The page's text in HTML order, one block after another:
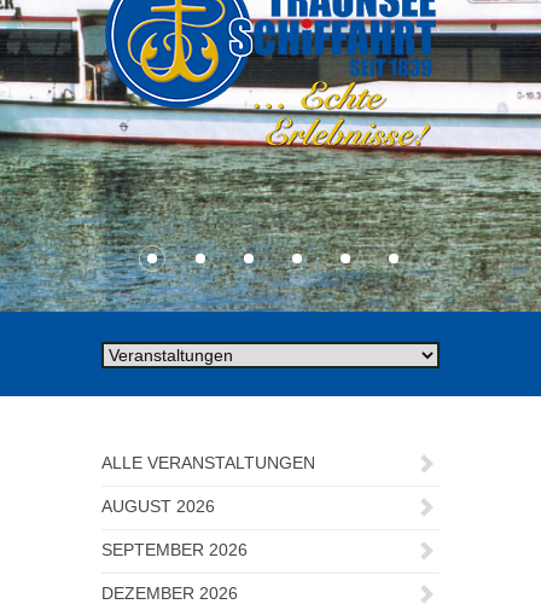
ALLE VERANSTALTUNGEN
AUGUST 2026
SEPTEMBER 2026
DEZEMBER 2026